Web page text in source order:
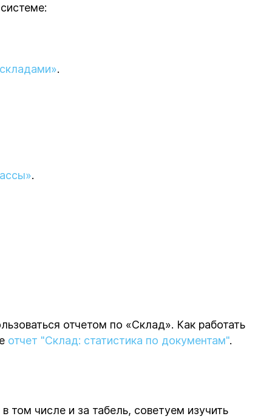
.
.
отчетом по «Склад». Как работать
отчет "Склад: статистика по документам".
том числе и за табель, советуем изучить